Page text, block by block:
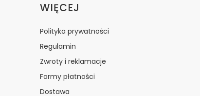
WIĘCEJ
Polityka prywatności
Regulamin
Zwroty i reklamacje
Formy płatności
Dostawa